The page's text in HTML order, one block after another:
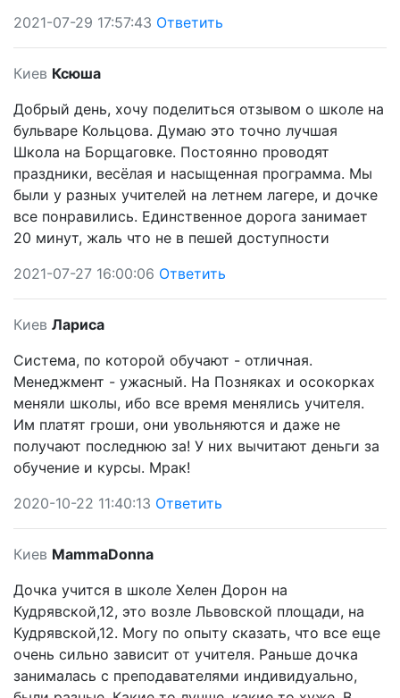
2021-07-29 17:57:43 Ответить
Киев Ксюша
Добрый день, хочу поделиться отзывом о школе на
бульваре Кольцова. Думаю это точно лучшая
Школа на Борщаговке. Постоянно проводят
праздники, весёлая и насыщенная программа. Мы
были у разных учителей на летнем лагере, и дочке
все понравились. Единственное дорога занимает
20 минут, жаль что не в пешей доступности
2021-07-27 16:00:06 Ответить
Киев Лариса
Система, по которой обучают - отличная.
Менеджмент - ужасный. На Позняках и осокорках
меняли школы, ибо все время менялись учителя.
Им платят гроши, они увольняются и даже не
получают последнюю за! У них вычитают деньги за
обучение и курсы. Мрак!
2020-10-22 11:40:13 Ответить
Киев MammaDonna
Дочка учится в школе Хелен Дорон на
Кудрявской,12, это возле Львовской площади, на
Кудрявской,12. Могу по опыту сказать, что все еще
очень сильно зависит от учителя. Раньше дочка
занималась с преподавателями индивидуально,